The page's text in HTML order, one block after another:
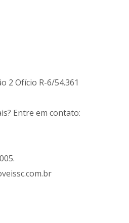
2 Ofício R-6/54.361
Entre em contato: